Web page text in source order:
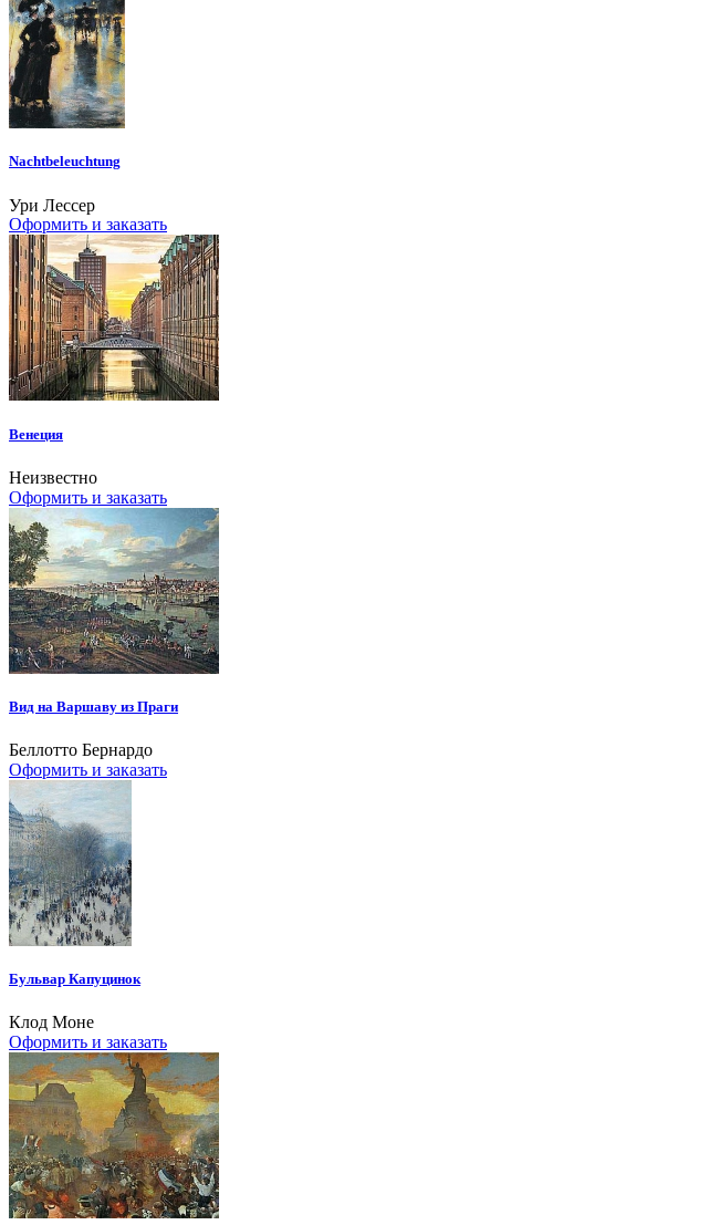
Nachtbeleuchtung
Ури Лессер
Оформить и заказать
Венеция
Неизвестно
Оформить и заказать
Вид на Варшаву из Праги
Беллотто Бернардо
Оформить и заказать
Бульвар Капуцинок
Клод Моне
Оформить и заказать